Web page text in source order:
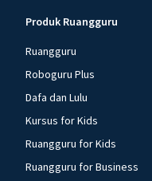
Produk Ruangguru
Ruangguru
Roboguru Plus
Dafa dan Lulu
Kursus for Kids
Ruangguru for Kids
Ruangguru for Business